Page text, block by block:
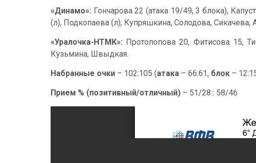
«Динамо»: Гончарова 22 (атака 19/49, 3 блока),
(л), Подкопаева (л), Купряшкина, Солодова, Сикачева,
«Уралочка-НТМК»: Протопопова 20, Фитисова 15,
Кузьмина, Швыдкая.
Набранные очки – 102:105 (атака – 66:61, блок –
Прием % (позитивный/отличный) – 51/28 : 58/46